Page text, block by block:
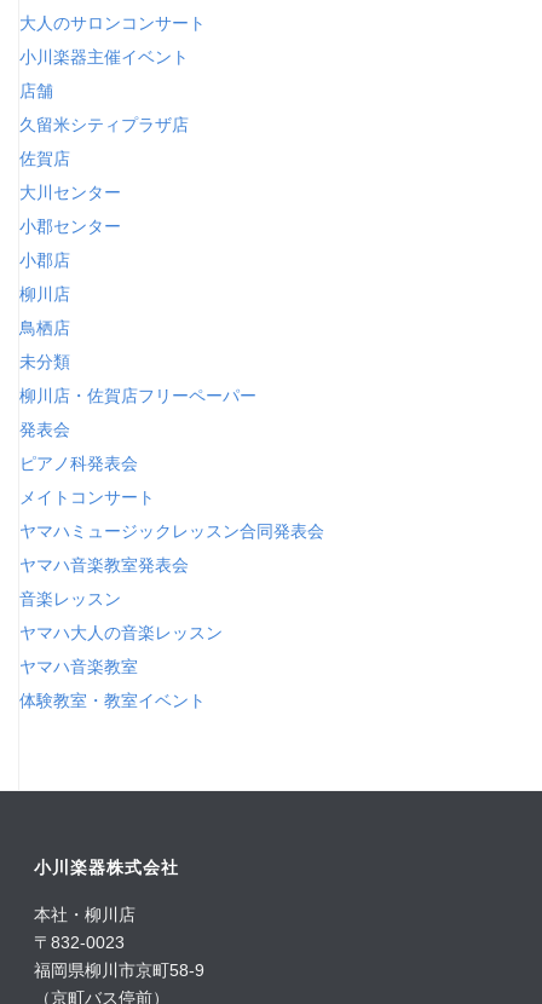
大人のサロンコンサート
小川楽器主催イベント
店舗
久留米シティプラザ店
佐賀店
大川センター
小郡センター
小郡店
柳川店
鳥栖店
未分類
柳川店・佐賀店フリーペーパー
発表会
ピアノ科発表会
メイトコンサート
ヤマハミュージックレッスン合同発表会
ヤマハ音楽教室発表会
音楽レッスン
ヤマハ大人の音楽レッスン
ヤマハ音楽教室
体験教室・教室イベント
小川楽器株式会社
本社・柳川店
〒832-0023
福岡県柳川市京町58-9
（京町バス停前）